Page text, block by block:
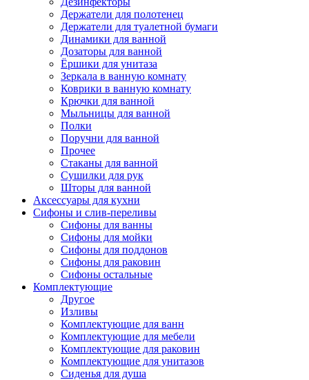
Держатели для полотенец
Держатели для туалетной бумаги
Динамики для ванной
Дозаторы для ванной
Ёршики для унитаза
Зеркала в ванную комнату
Коврики в ванную комнату
Крючки для ванной
Мыльницы для ванной
Полки
Поручни для ванной
Прочее
Стаканы для ванной
Сушилки для рук
Шторы для ванной
Аксессуары для кухни
Сифоны и слив-переливы
Сифоны для ванны
Сифоны для мойки
Сифоны для поддонов
Сифоны для раковин
Сифоны остальные
Комплектующие
Другое
Изливы
Комплектующие для ванн
Комплектующие для мебели
Комплектующие для раковин
Комплектующие для унитазов
Сиденья для душа